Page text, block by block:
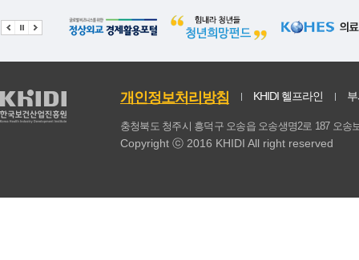
개인정보처리방침 KHIDI 헬프라인
충청북도 청주시 흥덕구 오송읍 오송생명2로 187 오
Copyright ⓒ 2016 KHIDI All right reserved